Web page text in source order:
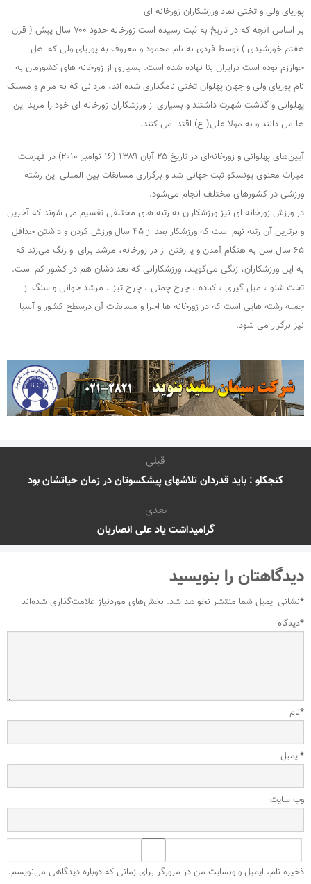
پوریای ولی و تختی نماد ورزشکاران زورخانه ای
بر اساس آنچه که در تاریخ به ثبت رسیده است زورخانه حدود ۷۰۰ سال پیش ( قرن
هفتم خورشیدی ) توسط فردی به نام محمود و معروف به پوریای ولی که اهل
خوارزم بوده است درایران بنا نهاده شده است. بسیاری از زورخانه های کشورمان به
نام پوریای ولی و جهان پهلوان تختی نامگذاری شده اند، مردانی که به مرام و مسلک
پهلوانی و گذشت شهرت داشتند و بسیاری از ورزشکاران زورخانه ای خود را مرید این
ها می دانند و به مولا علی( ع) اقتدا می کنند.
آیین‌های پهلوانی و زورخانه‌ای در تاریخ ۲۵ آبان ۱۳۸۹ (۱۶ نوامبر ۲۰۱۰) در فهرست
میراث معنوی یونسکو ثبت جهانی شد و برگزاری مسابقات بین المللی این رشته
ورزشی در کشورهای مختلف انجام می‌شود.
در ورزش زورخانه ای نیز ورزشکاران به رتبه های مختلفی تقسیم می شوند که آخرین
و برترین آن رتبه نهم است که ورزشکار بعد از ۴۵ سال ورزش کردن و داشتن حداقل
۶۵ سال سن به هنگام آمدن و یا رفتن از در زورخانه، مرشد برای او زنگ می‌زند که
به این ورزشکاران، زنگی می‌گویند، ورزشکارانی که تعدادشان هم در کشور کم است.
تخت شنو ، میل گیری ، کباده ، چرخ چمنی ، چرخ تیز ، مرشد خوانی و سنگ از
جمله رشته هایی است که در زورخانه ها اجرا و مسابقات آن درسطح کشور و آسیا
نیز برگزار می شود.
قبلی
کنجکاو : باید قدردان تلاشهای پیشکسوتان در زمان حیاتشان بود
بعدی
گرامیداشت یاد علی انصاریان
دیدگاهتان را بنویسید
نشانی ایمیل شما منتشر نخواهد شد. بخش‌های موردنیاز علامت‌گذاری شده‌اند
*
دیدگاه*
نام*
ایمیل*
وب‌ سایت
ذخیره نام، ایمیل و وبسایت من در مرورگر برای زمانی که دوباره دیدگاهی می‌نویسم.